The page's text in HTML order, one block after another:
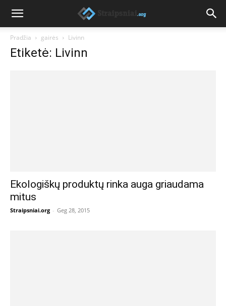
Pradžia gairės Livinn
Etiketė: Livinn
Ekologiškų produktų rinka auga griaudama
mitus
Straipsniai.org - Geg 28, 2015